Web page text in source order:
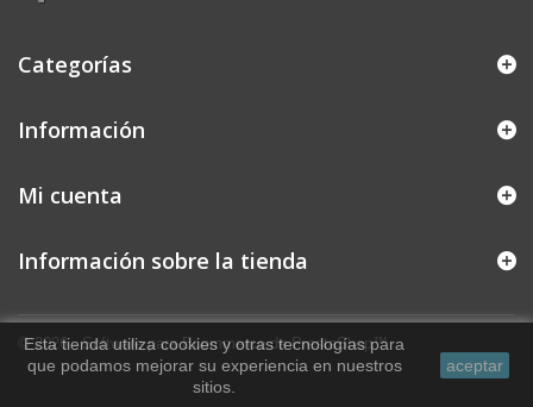
Categorías
Información
© 2026 - Software para Ecommerce de PrestaShop™
Mi cuenta
Información sobre la tienda
Esta tienda utiliza cookies y otras tecnologías para
que podamos mejorar su experiencia en nuestros
sitios.
aceptar